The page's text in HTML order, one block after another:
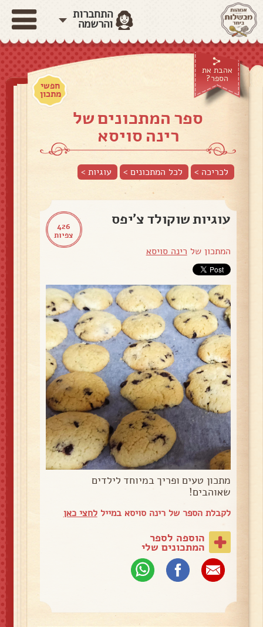
התחברות
והרשמה
אהבת את
הספר?
חפשי
מתכון
ספר המתכונים של
רינה סויסא
לכריכה > לכל המתכונים > עוגיות>
426
צפיות
עוגיות שוקולד צ'יפס
המתכון של רינה סויסא
מתכון טעים ופריך במיוחד לילדים
שאוהבים!
לקבלת הספר של רינה סויסא במייללחצי כאן
הוספה לספר
המתכונים שלי